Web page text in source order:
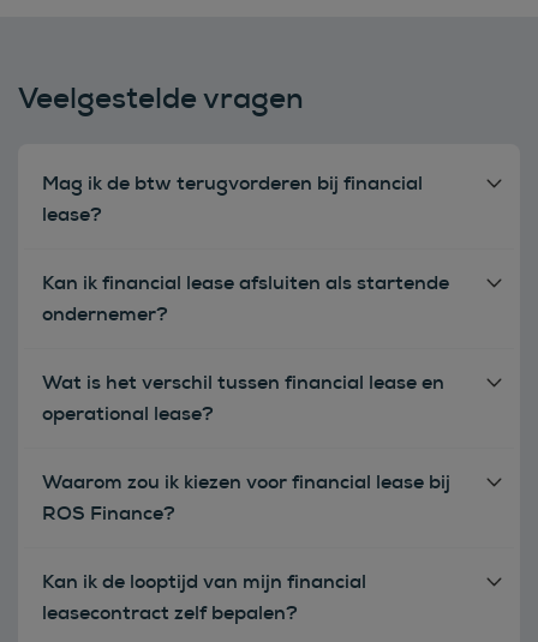
Veelgestelde vragen
Mag ik de btw terugvorderen bij financial
lease?
Kan ik financial lease afsluiten als startende
ondernemer?
Wat is het verschil tussen financial lease en
operational lease?
Waarom zou ik kiezen voor financial lease bij
ROS Finance?
Kan ik de looptijd van mijn financial
leasecontract zelf bepalen?